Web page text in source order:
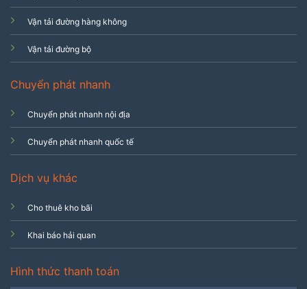
Vận tải đường hàng không
Vận tải đường bộ
Chuyển phát nhanh
Chuyển phát nhanh nội địa
Chuyển phát nhanh quốc tế
Dịch vụ khác
Cho thuê kho bãi
Khai báo hải quan
Hình thức thanh toán